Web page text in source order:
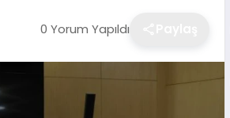
0 Yorum Yapıldı